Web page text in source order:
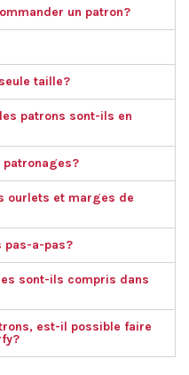
un patron?
taille?
patrons sont-ils en
patronages?
ourlets et marges de
pas-a-pas?
sont-ils compris dans
est-il possible faire